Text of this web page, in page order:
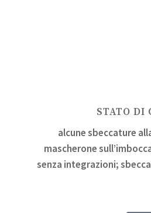
STATO DI
alcune sbeccature
mascherone
senza integrazioni;